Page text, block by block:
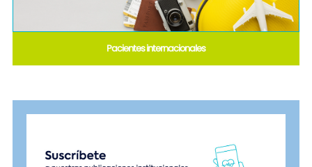
Pacientes internacionales